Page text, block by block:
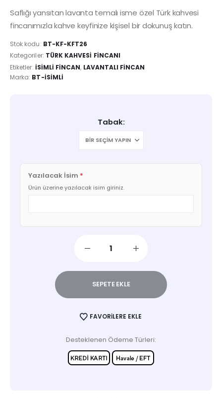
Saflığı yansıtan lavanta temalı isme özel Türk kahvesi
fincanımızla kahve keyfinize kişisel bir dokunuş katın.
Stok kodu: BT-KF-KFT26
Kategoriler: TÜRK KAHVESI FINCANI
Etiketler: İSIMLI FINCAN, LAVANTALI FINCAN
Marka: BT-İSIMLI
Tabak
Yazılacak İsim *
Ürün üzerine yazılacak isim giriniz.
SEPETE EKLE
FAVORILERE EKLE
Desteklenen Ödeme Türleri: